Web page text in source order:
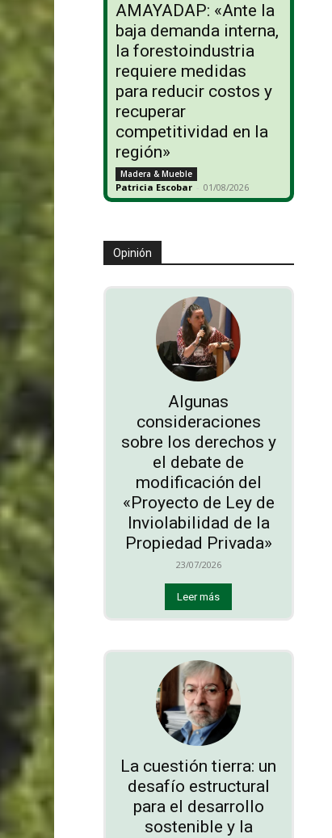
AMAYADAP: «Ante la
baja demanda interna,
la forestoindustria
requiere medidas
para reducir costos y
recuperar
competitividad en la
región»
Madera & Mueble
Patricia Escobar - 01/08/2026
Opinión
Algunas
consideraciones
sobre los derechos y
el debate de
modificación del
«Proyecto de Ley de
Inviolabilidad de la
Propiedad Privada»
23/07/2026
Leer más
La cuestión tierra: un
desafío estructural
para el desarrollo
sostenible y la